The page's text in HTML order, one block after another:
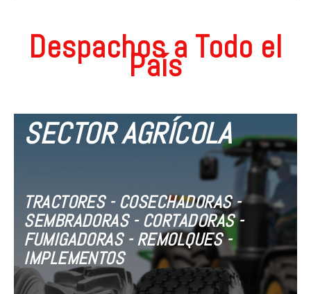
Despachos a Todo el
País
SECTOR AGRÍCOLA
TRACTORES - COSECHADORAS -
SEMBRADORAS - CORTADORAS -
FUMIGADORAS - REMOLQUES -
IMPLEMENTOS